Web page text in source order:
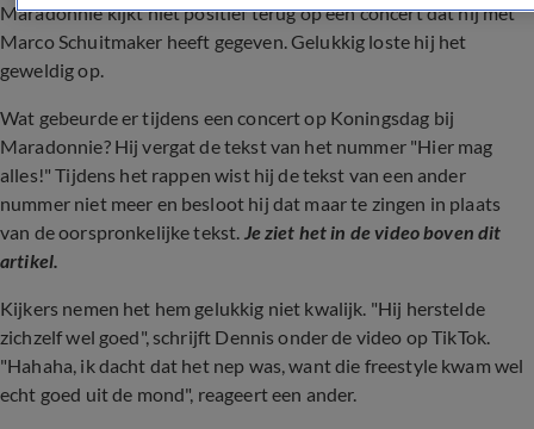
Maradonnie kijkt niet positief terug op een concert dat hij met
Marco Schuitmaker heeft gegeven. Gelukkig loste hij het
geweldig op.
Wat gebeurde er tijdens een concert op Koningsdag bij
Maradonnie? Hij vergat de tekst van het nummer "Hier mag
alles!" Tijdens het rappen wist hij de tekst van een ander
nummer niet meer en besloot hij dat maar te zingen in plaats
van de oorspronkelijke tekst. Je ziet het in de video boven dit
artikel.
Kijkers nemen het hem gelukkig niet kwalijk. "Hij herstelde
zichzelf wel goed", schrijft Dennis onder de video op TikTok.
"Hahaha, ik dacht dat het nep was, want die freestyle kwam wel
echt goed uit de mond", reageert een ander.